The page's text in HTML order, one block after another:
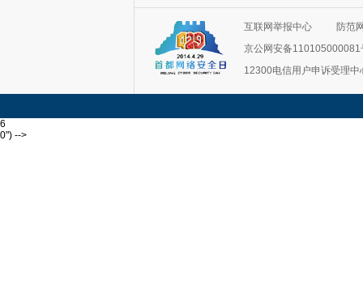
互联网举报中心
防范
京公网安备110105000081
12300电信用户申诉受理中
6
0") -->